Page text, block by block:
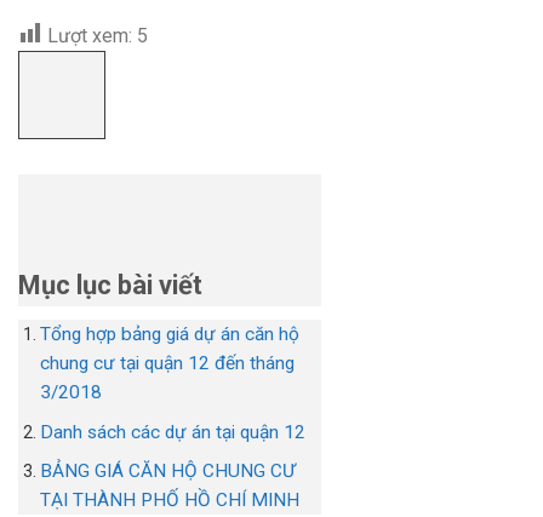
Lượt xem: 5
Mục lục bài viết
Tổng hợp bảng giá dự án căn hộ
chung cư tại quận 12 đến tháng
3/2018
Danh sách các dự án tại quận 12
BẢNG GIÁ CĂN HỘ CHUNG CƯ
TẠI THÀNH PHỐ HỒ CHÍ MINH